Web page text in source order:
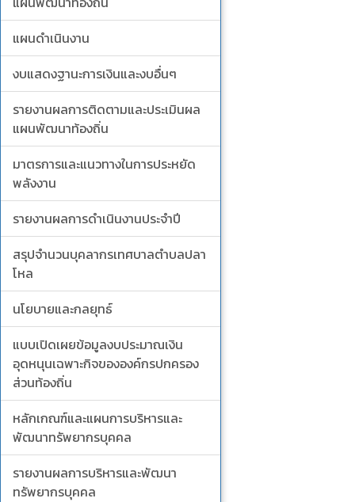
แผนดำเนินงาน
งบแสดงฐานะการเงินและงบอื่นๆ
รายงานผลการติดตามและประเมินผล
แผนพัฒนาท้องถิ่น
มาตรการและแนวทางในการประหยัด
พลังงาน
รายงานผลการดำเนินงานประจำปี
สรุปจำนวนบุคลากรเทศบาลตำบลปลา
โหล
นโยบายและกลยุทธ์
แบบเปิดเผยข้อมูลงบประมาณเงิน
อุดหนุนเฉพาะกิจขององค์กรปกครอง
ส่วนท้องถิ่น
หลักเกณฑ์และแผนการบริหารและ
พัฒนาทรัพยากรบุคคล
รายงานผลการบริหารและพัฒนา
ทรัพยากรบุคคล